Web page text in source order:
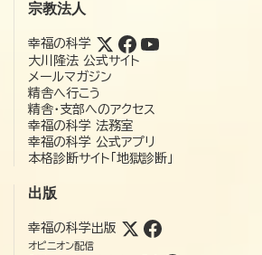
宗教法人
幸福の科学
大川隆法 公式サイト
メールマガジン
精舎へ行こう
精舎・支部へのアクセス
幸福の科学 法務室
幸福の科学 公式アプリ
本格診断サイト「地獄診断」
出版
幸福の科学出版
オピニオン配信